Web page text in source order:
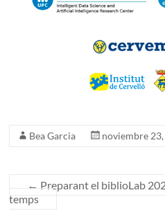
Bea Garcia noviembre
← Preparant el biblioLab
temps